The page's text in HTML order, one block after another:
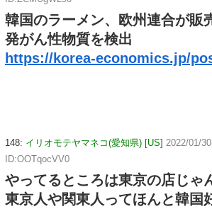
韓国のラーメン、欧州連合が
発がん性物質を検出
https://korea-economics.jp/
148: イリオモテヤマネコ(愛知県) [US] 2022/01/
ID:OOTqocVV0
やってるところは東京の店じゃ
東京人や関東人ってほんと韓国